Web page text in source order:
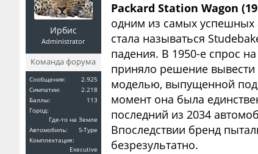
Ирбис
Administrator
Команда форума
Сообщения:
2.925
Симпатии:
2.218
Баллы:
113
Город:
Где-то на Земле
Автомобиль:
S-Type
Комплектация:
Executive
Packard Station Wagon
одним из самых успешных
стала называться
падения. В 1950-е спрос
приняло решение вывести
моделью, выпущенной под
момент она была
последний из 2034
Впоследствии бренд
безрезультатно.